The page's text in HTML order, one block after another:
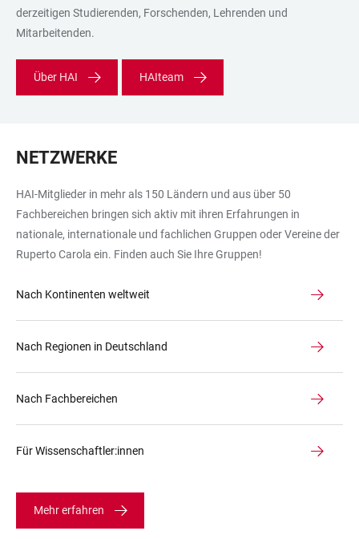
derzeitigen Studierenden, Forschenden, Lehrenden und
Mitarbeitenden.
Über HAI HAIteam
LINKS
NETZWERKE
HAI-Mitglieder in mehr als 150 Ländern und aus über 50
Fachbereichen bringen sich aktiv mit ihren Erfahrungen in
nationale, internationale und fachlichen Gruppen oder Vereine der
Ruperto Carola ein. Finden auch Sie Ihre Gruppen!
Nach Kontinenten weltweit
Nach Regionen in Deutschland
Nach Fachbereichen
Für Wissenschaftler:innen
Mehr erfahren